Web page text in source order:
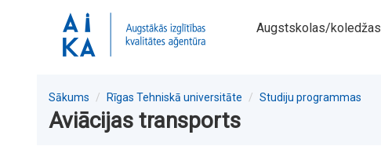
Augstskolas/koledžas
Sākums Rīgas Tehniskā universitāte Studiju programmas
Aviācijas transports